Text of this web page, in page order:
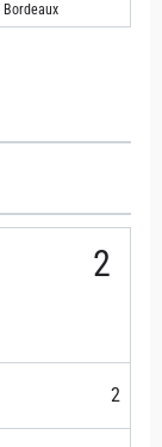
Bordeaux
2
2